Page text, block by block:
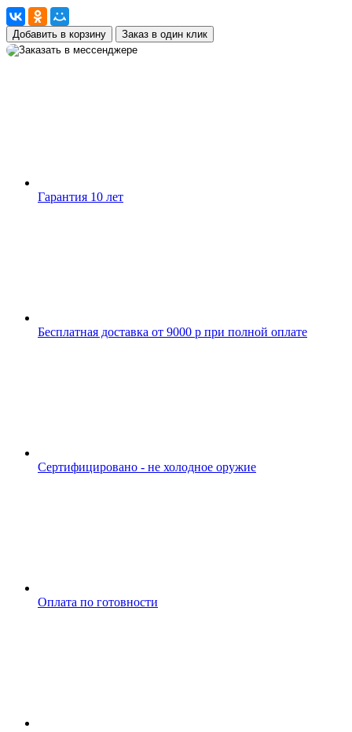
Добавить в корзину Заказ в один клик
Гарантия 10 лет
Бесплатная доставка от 9000 р при полной оплате
Сертифицировано - не холодное оружие
Оплата по готовности